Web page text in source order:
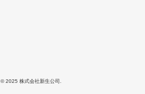
© 2025 株式会社新生公司.